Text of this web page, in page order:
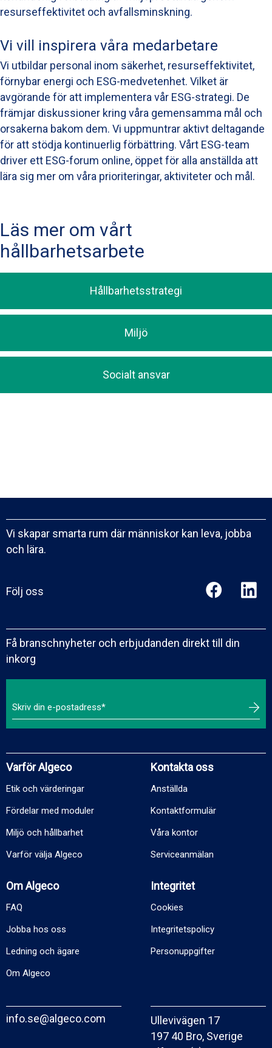
resurseffektivitet och avfallsminskning.
Vi vill inspirera våra medarbetare
Vi utbildar personal inom säkerhet, resurseffektivitet,
förnybar energi och ESG-medvetenhet. Vilket är
avgörande för att implementera vår ESG-strategi. De
främjar diskussioner kring våra gemensamma mål och
orsakerna bakom dem. Vi uppmuntrar aktivt deltagande
för att stödja kontinuerlig förbättring. Vårt ESG-team
driver ett ESG-forum online, öppet för alla anställda att
lära sig mer om våra prioriteringar, aktiviteter och mål.
Läs mer om vårt
hållbarhetsarbete
Hållbarhetsstrategi
Miljö
Socialt ansvar
Vi skapar smarta rum där människor kan leva, jobba
och lära.
Följ oss
Få branschnyheter och erbjudanden direkt till din
inkorg
Varför Algeco
Etik och värderingar
Fördelar med moduler
Miljö och hållbarhet
Varför välja Algeco
Kontakta oss
Anställda
Kontaktformulär
Våra kontor
Serviceanmälan
Om Algeco
FAQ
Jobba hos oss
Ledning och ägare
Om Algeco
Integritet
Cookies
Integritetspolicy
Personuppgifter
info.se@algeco.com
Ullevivägen 17
197 40 Bro, Sverige